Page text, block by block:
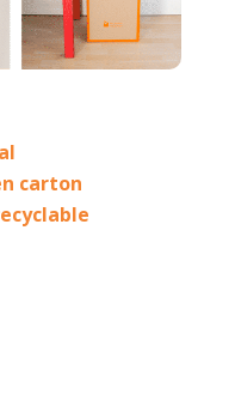
carton